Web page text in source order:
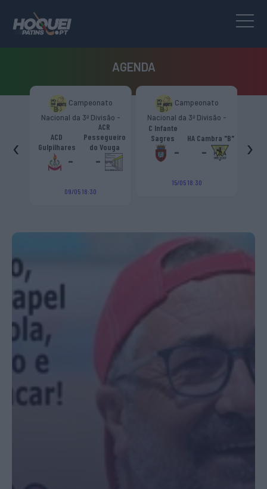
AGENDA
"B"
Campeonato
Nacional da 3ª Divisão -
Zona Norte “B”
ACD
Gulpilhares
-
ACR
Pessegueiro
do Vouga
-
09/05 18:30
Campeonato
Nacional da 3ª Divisão -
Zona Norte “B”
C Infante
Sagres
-
HA Cambra "B"
-
15/05 18:30
‹ ›